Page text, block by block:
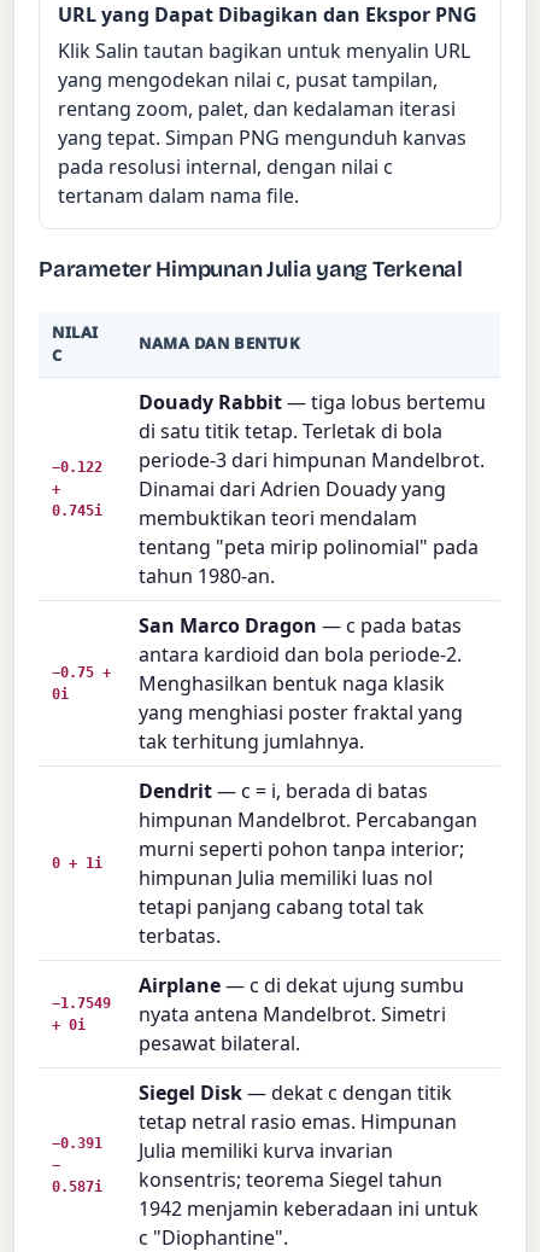
URL yang Dapat Dibagikan dan Ekspor PNG
Klik Salin tautan bagikan untuk menyalin URL
yang mengodekan nilai c, pusat tampilan,
rentang zoom, palet, dan kedalaman iterasi
yang tepat. Simpan PNG mengunduh kanvas
pada resolusi internal, dengan nilai c
tertanam dalam nama file.
Parameter Himpunan Julia yang Terkenal
NILAI
C
NAMA DAN BENTUK
−0.122
+
0.745i
Douady Rabbit— tiga lobus bertemu
di satu titik tetap. Terletak di bola
periode-3 dari himpunan Mandelbrot.
Dinamai dari Adrien Douady yang
membuktikan teori mendalam
tentang "peta mirip polinomial" pada
tahun 1980-an.
−0.75 +
0i
San Marco Dragon — c pada batas
antara kardioid dan bola periode-2.
Menghasilkan bentuk naga klasik
yang menghiasi poster fraktal yang
tak terhitung jumlahnya.
0 + 1i
Dendrit— c = i, berada di batas
himpunan Mandelbrot. Percabangan
murni seperti pohon tanpa interior;
himpunan Julia memiliki luas nol
tetapi panjang cabang total tak
terbatas.
−1.7549
+ 0i
Airplane— c di dekat ujung sumbu
nyata antena Mandelbrot. Simetri
pesawat bilateral.
−0.391
−
0.587i
Siegel Disk— dekat c dengan titik
tetap netral rasio emas. Himpunan
Julia memiliki kurva invarian
konsentris; teorema Siegel tahun
1942 menjamin keberadaan ini untuk
c "Diophantine".